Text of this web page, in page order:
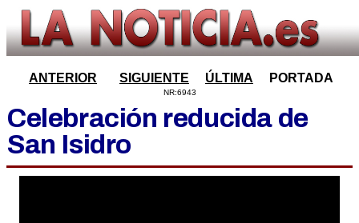
ANTERIOR SIGUIENTE ÚLTIMA PORTADA
NR:6943
Celebración reducida de
San Isidro